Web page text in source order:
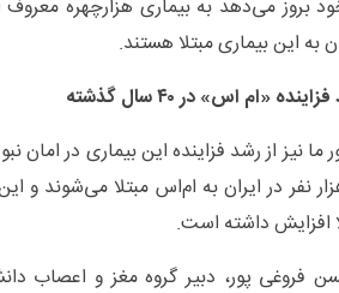
به این بیماری مبتلا هستند.
«ام اس» در ۴۰ سال گذشته
ما نیز از رشد فزاینده این بیماری در امان
افزایش داشته است.
فروغی پور، دبیر گروه مغز و اعصاب